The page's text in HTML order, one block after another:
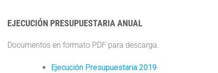
EJECUCIÓN PRESUPUESTARIA ANUAL
Documentos en formato PDF para descarga.
Ejecución Presupuestaria 2019